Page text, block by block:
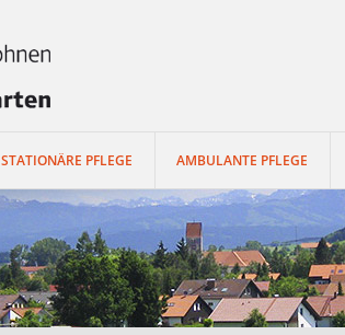
STATIONÄRE PFLEGE AMBULANTE PFLEGE